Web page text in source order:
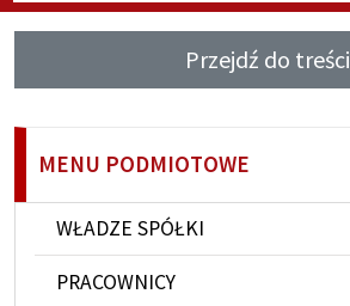
Przejdź do treści
MENU PODMIOTOWE
WŁADZE SPÓŁKI
PRACOWNICY